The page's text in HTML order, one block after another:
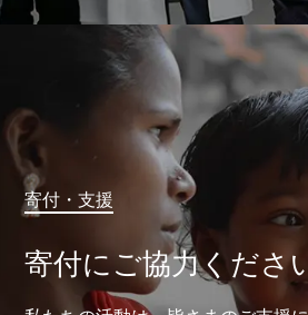
寄付・支援
寄付にご協力くださ